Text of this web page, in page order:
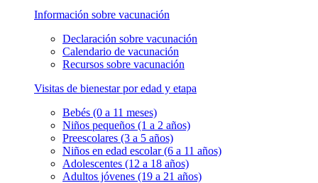
Información sobre vacunación
Declaración sobre vacunación
Calendario de vacunación
Recursos sobre vacunación
Visitas de bienestar por edad y etapa
Bebés (0 a 11 meses)
Niños pequeños (1 a 2 años)
Preescolares (3 a 5 años)
Niños en edad escolar (6 a 11 años)
Adolescentes (12 a 18 años)
Adultos jóvenes (19 a 21 años)